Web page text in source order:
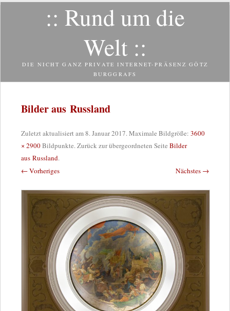
:: Rund um die
Welt ::
DIE NICHT GANZ PRIVATE INTERNET-PRÄSENZ GÖTZ
BURGGRAFS
Bilder aus Russland
Zuletzt aktualisiert am8. Januar 2017. Maximale Bildgröße: 3600
× 2900Bildpunkte. Zurück zur übergeordneten Seite Bilder
aus Russland.
← Vorheriges
Nächstes →